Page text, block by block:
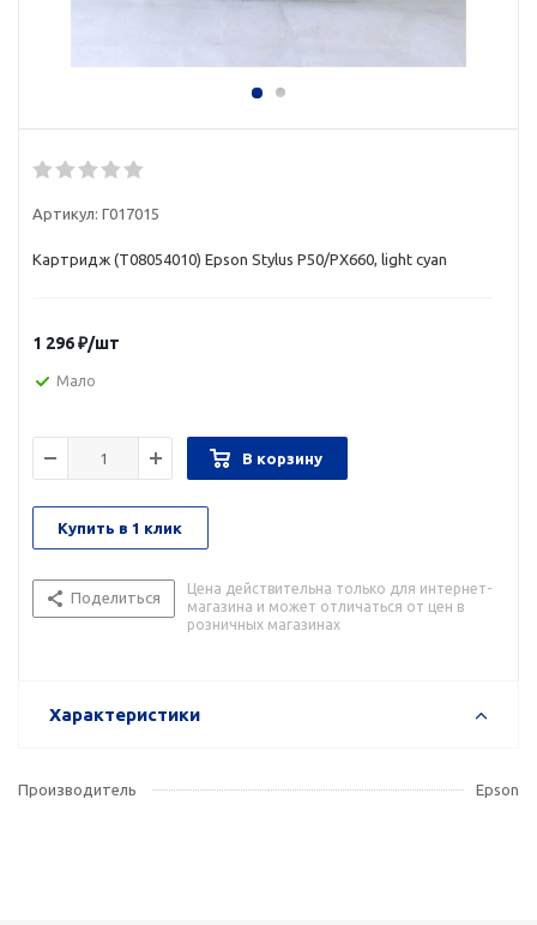
Артикул: Г017015
Картридж (Т08054010) Epson Stylus P50/PX660, light cyan
1 296₽/шт
Мало
В корзину
Купить в 1 клик
Поделиться
Цена действительна только для интернет-
магазина и может отличаться от цен в
розничных магазинах
Характеристики
Производитель Epson